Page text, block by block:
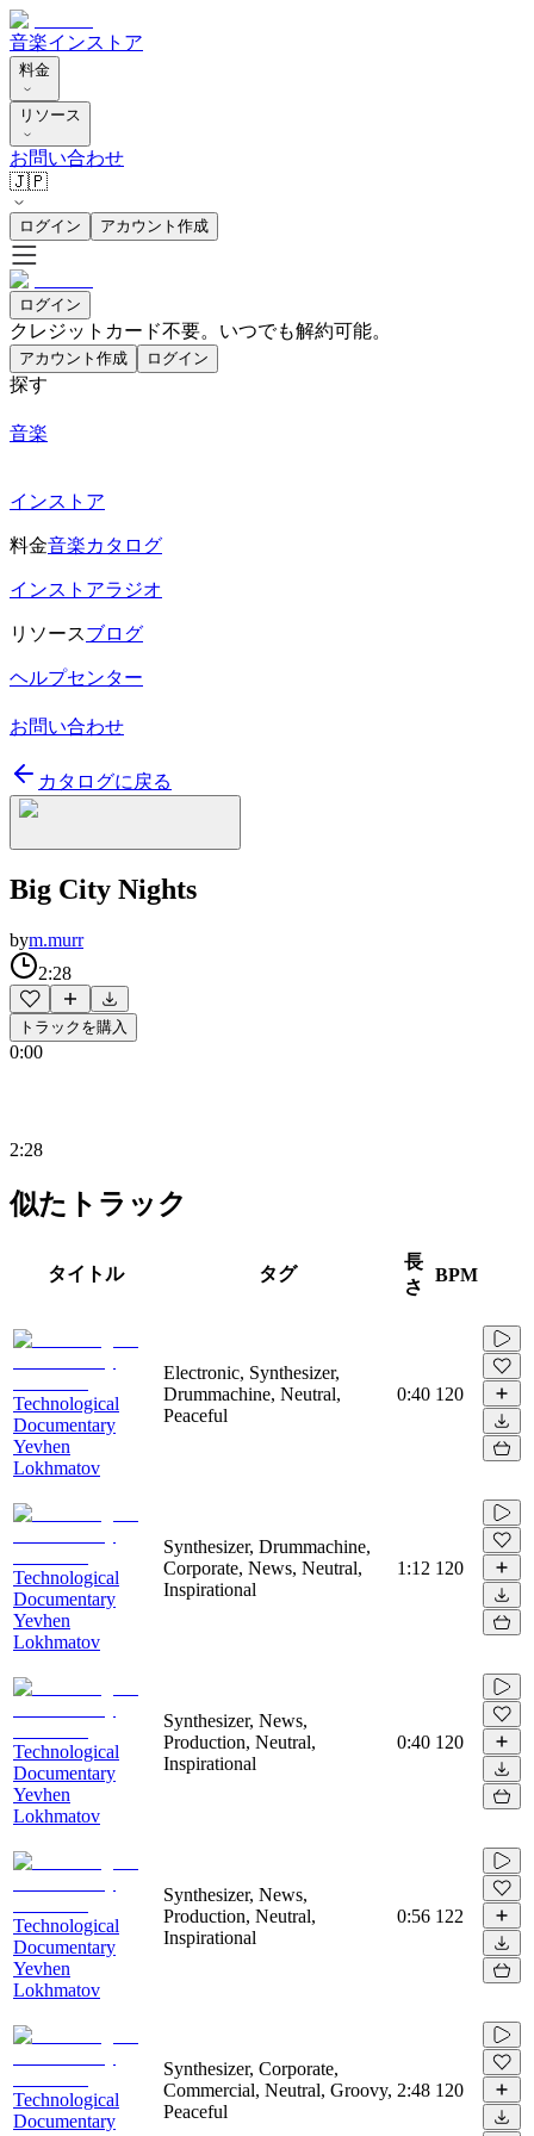
音楽インストア
料金
リソース
お問い合わせ
🇯🇵
ログイン アカウント作成
ログイン
クレジットカード不要。いつでも解約可能。
アカウント作成 ログイン
探す
音楽
インストア
料金音楽カタログ
インストアラジオ
リソースブログ
ヘルプセンター
お問い合わせ
カタログに戻る
Big City Nights
bym.murr
2:28
トラックを購入
0:00
2:28
似たトラック
タイトル タグ
長
さ
BPM
Technological
Documentary
Yevhen
Lokhmatov
Electronic, Synthesizer,
Drummachine, Neutral,
Peaceful
0:40 120
Technological
Documentary
Yevhen
Lokhmatov
Synthesizer, Drummachine,
Corporate, News, Neutral,
Inspirational
1:12 120
Technological
Documentary
Yevhen
Lokhmatov
Synthesizer, News,
Production, Neutral,
Inspirational
0:40 120
Technological
Documentary
Yevhen
Lokhmatov
Synthesizer, News,
Production, Neutral,
Inspirational
0:56 122
Technological
Documentary
Synthesizer, Corporate,
Commercial, Neutral, Groovy,
Peaceful
2:48 120